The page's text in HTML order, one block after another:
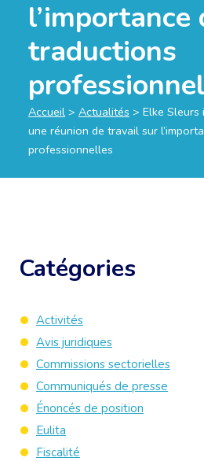
l’importance
traductions
Accueil > Actualités > Elke Sleurs
une réunion de travail sur
professionnelles
Catégories
Activités
Avis juridiques
Commissions sectorielles
Communiqués de presse
Énoncés de position
Eulita
Fiscalité